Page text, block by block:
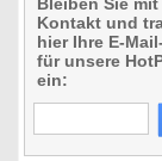
Kontakt und
hier Ihre E-
für unsere
ein: